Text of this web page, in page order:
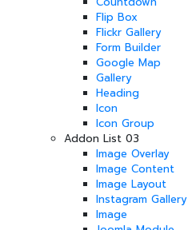
Flip Box
Flickr Gallery
Form Builder
Google Map
Gallery
Heading
Icon
Icon Group
Addon List 03
Image Overlay
Image Content
Image Layout
Instagram Gallery
Image